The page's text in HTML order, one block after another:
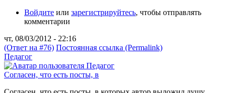
Войдите или зарегистрируйтесь, чтобы отправлять
комментарии
чт, 08/03/2012 - 22:16
(Ответ на #76) Постоянная ссылка (Permalink)
Педагог
Согласен, что есть посты, в